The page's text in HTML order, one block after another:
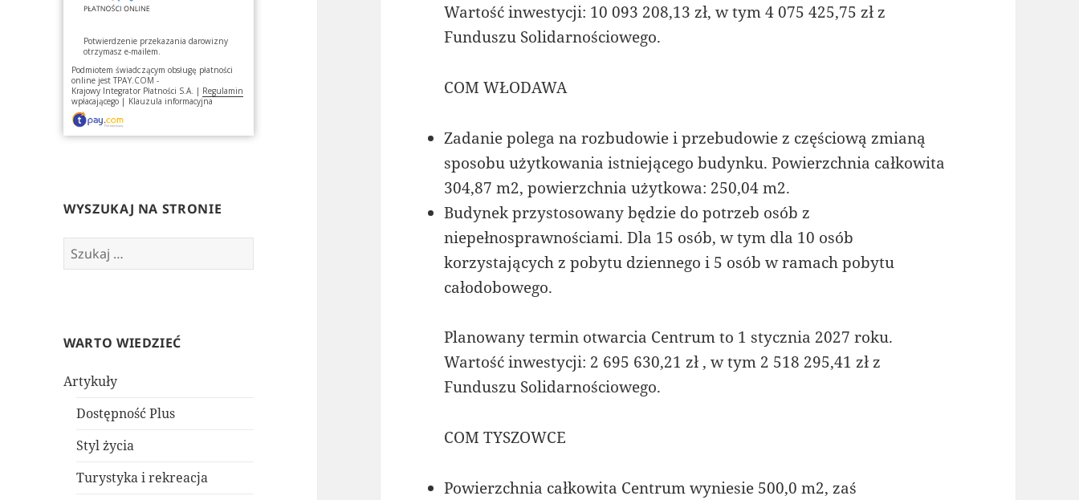
Potwierdzenie przekazania darowizny
otrzymasz e-mailem.
Podmiotem świadczącym obsługę płatności
online jestTPAY.COM -
Krajowy Integrator Płatności S.A. | Regulamin
wpłacającego | Klauzula informacyjna
WYSZUKAJ NA STRONIE
Szukaj:
WARTO WIEDZIEĆ
Artykuły
Dostępność Plus
Styl życia
Turystyka i rekreacja
Wartość inwestycji: 10 093 208,13 zł, w tym 4 075 425,75 zł z
Funduszu Solidarnościowego.
COM WŁODAWA
Zadanie polega na rozbudowie i przebudowie z częściową zmianą
sposobu użytkowania istniejącego budynku. Powierzchnia całkowita
304,87 m2, powierzchnia użytkowa: 250,04 m2.
Budynek przystosowany będzie do potrzeb osób z
niepełnosprawnościami. Dla 15 osób, w tym dla 10 osób
korzystających z pobytu dziennego i 5 osób w ramach pobytu
całodobowego.
Planowany termin otwarcia Centrum to 1 stycznia 2027 roku.
Wartość inwestycji: 2 695 630,21 zł , w tym 2 518 295,41 zł z
Funduszu Solidarnościowego.
COM TYSZOWCE
Powierzchnia całkowita Centrum wyniesie 500,0 m2, zaś